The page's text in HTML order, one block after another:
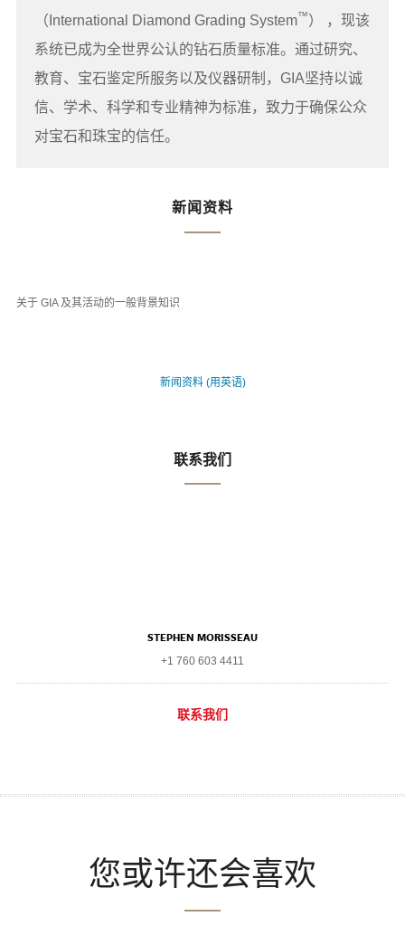
（International Diamond Grading System™） ，现该
系统已成为全世界公认的钻石质量标准。通过研究、
教育、宝石鉴定所服务以及仪器研制，GIA坚持以诚
信、学术、科学和专业精神为标准，致力于确保公众
对宝石和珠宝的信任。
新闻资料
关于 GIA 及其活动的一般背景知识
新闻资料 (用英语)
联系我们
STEPHEN MORISSEAU
+1 760 603 4411
联系我们
您或许还会喜欢